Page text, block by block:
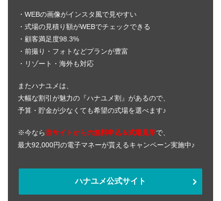
・WEBの画像がインスタ風で見やすい
・式場の見積り額がWEBでチェックできる
・顧客満足度98.3%
・前撮り・フォトなどプランが豊富
・リゾート・海外も対応
またハナユメは、
大幅な割引が魅力の『ハナユメ割』があるので、
予算・貯金が少なくても希望の式場を選べます♪
※今なら当サイトからの無料申込＆式場見学で、
最大92,000円の電子マネーが貰えるキャンペーン実施中♪
ハナユメ公式サイト